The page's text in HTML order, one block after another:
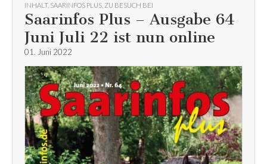
INHALT, SAARINFOS PLUS ZU BESUCH BEI
Saarinfos Plus – Ausgabe 64
Juni Juli 22 ist nun online
01. Juni 2022